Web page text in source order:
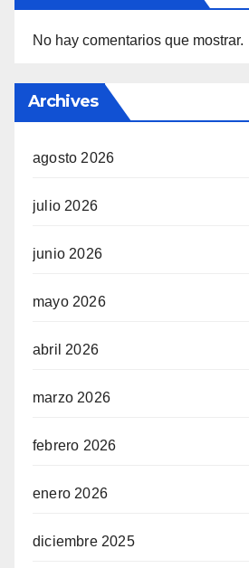
No hay comentarios que mostrar.
Archives
agosto 2026
julio 2026
junio 2026
mayo 2026
abril 2026
marzo 2026
febrero 2026
enero 2026
diciembre 2025